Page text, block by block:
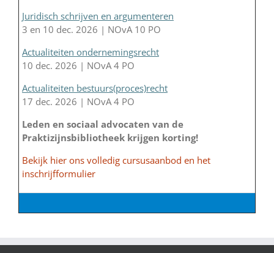
Juridisch schrijven en argumenteren
3 en 10 dec. 2026 | NOvA 10 PO
Actualiteiten ondernemingsrecht
10 dec. 2026 | NOvA 4 PO
Actualiteiten bestuurs(proces)recht
17 dec. 2026 | NOvA 4 PO
Leden en sociaal advocaten van de
Praktizijnsbibliotheek krijgen korting!
Bekijk hier ons volledig cursusaanbod en het
inschrijfformulier